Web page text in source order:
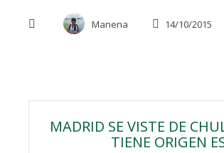
Manena 14/10/2015
Navegación
MADRID SE VISTE DE
TIENE ORIGEN